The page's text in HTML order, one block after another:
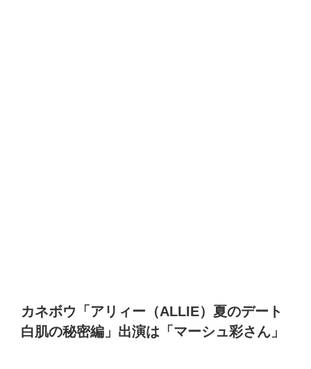
カネボウ「アリィー（ALLIE）夏のデート
白肌の秘密編」出演は「マーシュ彩さん」